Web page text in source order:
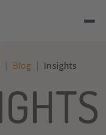
| Blog | Insights